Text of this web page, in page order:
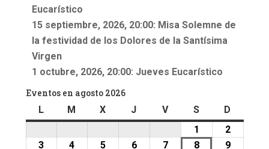
Eucarístico
15 septiembre, 2026, 20:00: Misa Solemne de
la festividad de los Dolores de la Santísima
Virgen
1 octubre, 2026, 20:00: Jueves Eucarístico
Eventos en agosto 2026
LlunesM martes
Xmiércoles
J jueves
Vviernes
Ssábado
D
1
agosto,
22
agosto,
3 4 55
66
77
88
99